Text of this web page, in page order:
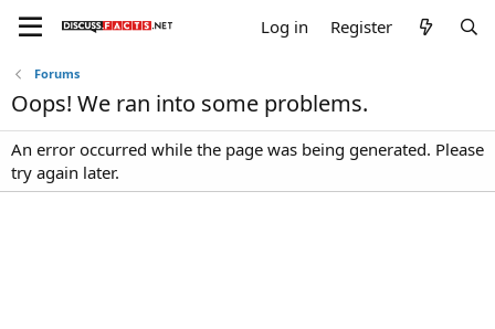
Log in Register
Forums
Oops! We ran into some problems.
An error occurred while the page was being generated. Please
try again later.